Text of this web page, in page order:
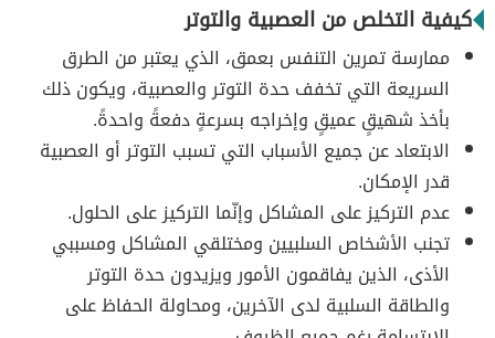
كيفية التخلص من العصبية والتوتر
ممارسة تمرين التنفس بعمق، الذي يعتبر من الطرق
السريعة التي تخفف حدة التوتر والعصبية، ويكون ذلك
بأخذ شهيقٍ عميقٍ وإخراجه بسرعةٍ دفعةً واحدةً.
الابتعاد عن جميع الأسباب التي تسبب التوتر أو العصبية
قدر الإمكان.
عدم التركيز على المشاكل وإنّما التركيز على الحلول.
تجنب الأشخاص السلبيين ومختلقي المشاكل ومسببي
الأذى، الذين يفاقمون الأمور ويزيدون حدة التوتر
والطاقة السلبية لدى الآخرين، ومحاولة الحفاظ على